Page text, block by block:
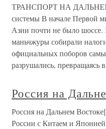
ТРАНСПОРТ НА
системы В начале Первой
Азии почти не было шоссе.
маньчжуры собирали
официальных поборов
разрушались, превращаясь
Россия на
Россия на Дальнем
России с Китаем и